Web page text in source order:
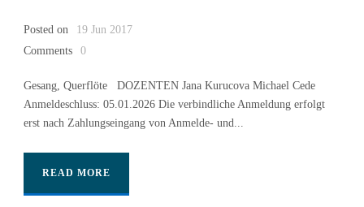
Posted on
19 Jun 2017
Comments
0
Gesang, Querflöte DOZENTEN Jana Kurucova Michael Cede
Anmeldeschluss: 05.01.2026 Die verbindliche Anmeldung erfolgt
erst nach Zahlungseingang von Anmelde- und...
READ MORE